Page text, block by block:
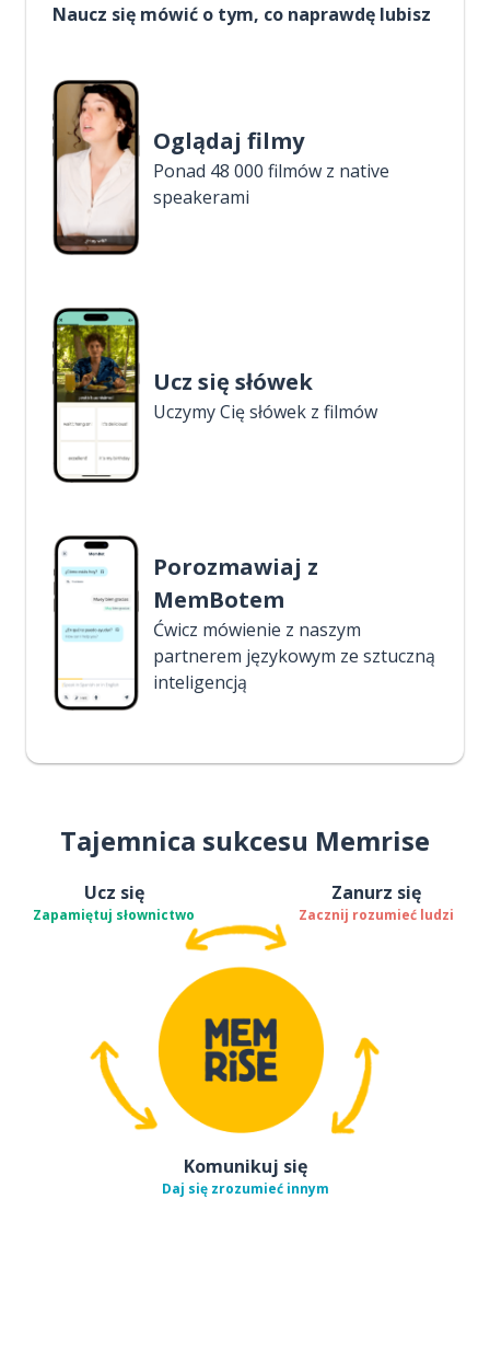
Naucz się mówić o tym, co naprawdę lubisz
Oglądaj filmy
Ponad 48 000 filmów z native
speakerami
Ucz się słówek
Uczymy Cię słówek z filmów
Porozmawiaj z
MemBotem
Ćwicz mówienie z naszym
partnerem językowym ze sztuczną
inteligencją
Tajemnica sukcesu Memrise
Ucz się
Zapamiętuj słownictwo
Zanurz się
Zacznij rozumieć ludzi
Komunikuj się
Daj się zrozumieć innym